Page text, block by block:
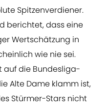
Spitzenverdiener.
berichtet, dass eine
Wertschätzung in
wie nie sei.
auf die Bundesliga-
Alte Dame klamm ist,
Stürmer-Stars nicht